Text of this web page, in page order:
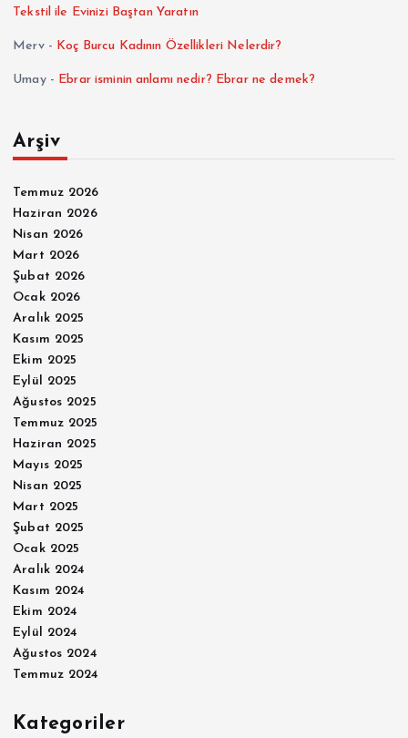
Tekstil ile Evinizi Baştan Yaratın
Merv- Koç Burcu Kadının Özellikleri Nelerdir?
Umay- Ebrar isminin anlamı nedir? Ebrar ne demek?
Arşiv
Temmuz 2026
Haziran 2026
Nisan 2026
Mart 2026
Şubat 2026
Ocak 2026
Aralık 2025
Kasım 2025
Ekim 2025
Eylül 2025
Ağustos 2025
Temmuz 2025
Haziran 2025
Mayıs 2025
Nisan 2025
Mart 2025
Şubat 2025
Ocak 2025
Aralık 2024
Kasım 2024
Ekim 2024
Eylül 2024
Ağustos 2024
Temmuz 2024
Kategoriler